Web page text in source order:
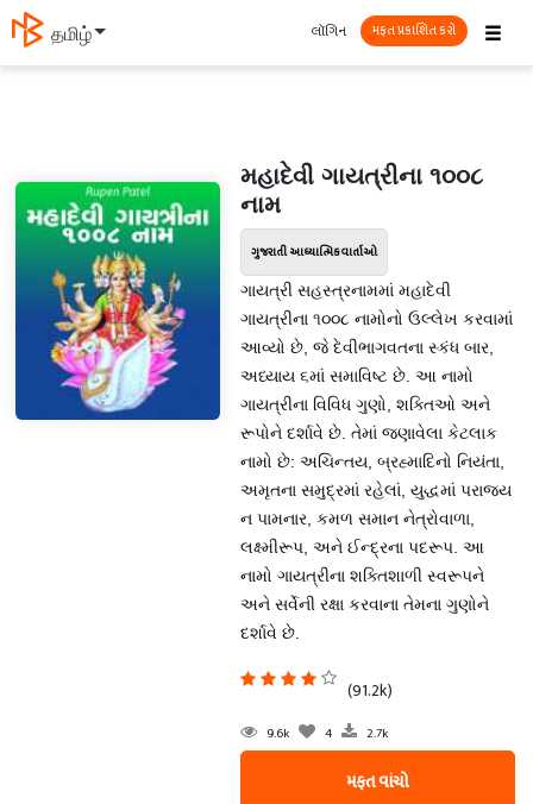
தமிழ் ☰
લૉગિન મફત પ્રકાશિત કરો
મહાદેવી ગાયત્રીના ૧૦૦૮
નામ
ગુજરાતી આધ્યાત્મિક વાર્તાઓ
ગાયત્રી સહસ્ત્રનામમાં મહાદેવી
ગાયત્રીના ૧૦૦૮ નામોનો ઉલ્લેખ કરવામાં
આવ્યો છે, જે દેવીભાગવતના સ્કંધ બાર,
અધ્યાય ૬માં સમાવિષ્ટ છે. આ નામો
ગાયત્રીના વિવિધ ગુણો, શક્તિઓ અને
રૂપોને દર્શાવે છે. તેમાં જણાવેલા કેટલાક
નામો છે: અચિન્તય, બ્રહ્માદિનો નિયંતા,
અમૃતના સમુદ્રમાં રહેલાં, યુદ્ધમાં પરાજય
ન પામનાર, કમળ સમાન નેત્રોવાળા,
લક્ષ્મીરૂપ, અને ઈન્દ્રના પદરૂપ. આ
નામો ગાયત્રીના શક્તિશાળી સ્વરૂપને
અને સર્વેની રક્ષા કરવાના તેમના ગુણોને
દર્શાવે છે.
(91.2k)
9.6k 4 2.7k
મફત વાંચો